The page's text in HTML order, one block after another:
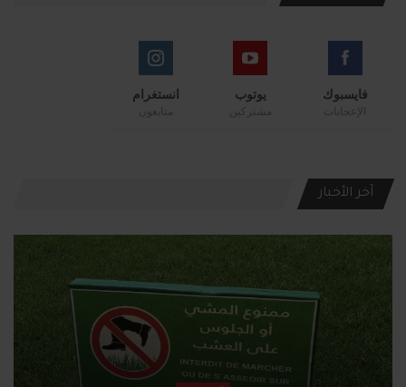
فايسبوك
الإعجابات
يوتوب
مشتركين
انستغرام
متابعون
آخر الأخبار